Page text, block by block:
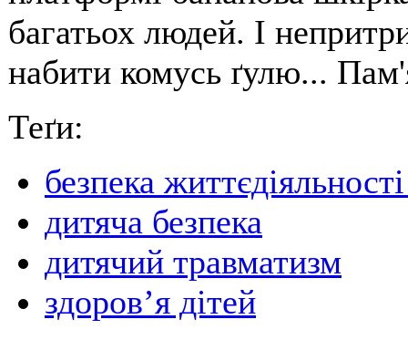
багатьох людей. І
набити комусь ґулю...
Теґи:
безпека
дитяча безпека
дитячий травматизм
здоров’я дітей